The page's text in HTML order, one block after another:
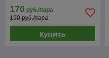
170 руб./пара
190 руб./пара
Купить